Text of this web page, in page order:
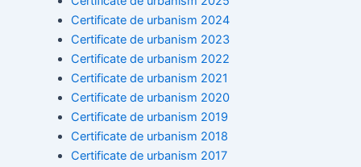
Certificate de urbanism 2024
Certificate de urbanism 2023
Certificate de urbanism 2022
Certificate de urbanism 2021
Certificate de urbanism 2020
Certificate de urbanism 2019
Certificate de urbanism 2018
Certificate de urbanism 2017